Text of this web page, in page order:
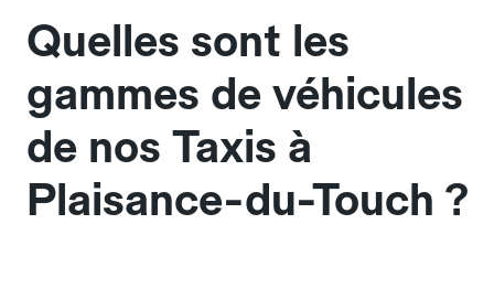
Quelles sont les
gammes de véhicules
de nos Taxis à
Plaisance-du-Touch ?